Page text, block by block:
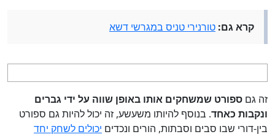
קרא גם: טורנירי טניס במגרשי דשא
זה גם ספורט שמשחקים אותו באופן שווה על ידי גברים
ונקבות כאחד. בנוסף להיותו משעשע, זה יכול להיות גם ספורט
בין-דורי שבו סבים וסבתות, הורים ונכדים יכולים לשחק יחד